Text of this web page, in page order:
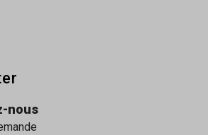
nous